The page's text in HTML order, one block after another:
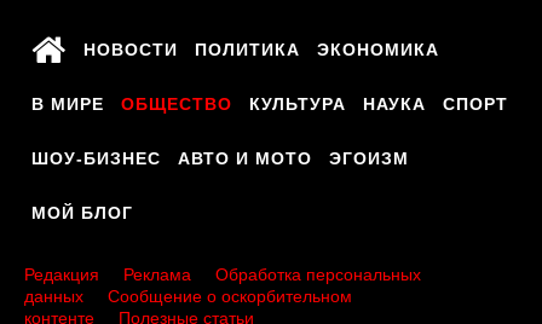
НОВОСТИ ПОЛИТИКА ЭКОНОМИКА
В МИРЕ ОБЩЕСТВО КУЛЬТУРА НАУКА СПОРТ
ШОУ-БИЗНЕС АВТО И МОТО ЭГОИЗМ
МОЙ БЛОГ
Редакция Реклама
Обработка персональных
данных
Сообщение о оскорбительном
контенте
Полезные статьи